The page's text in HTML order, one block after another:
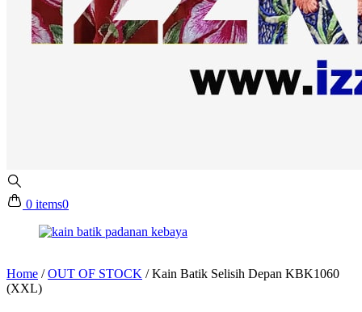
0 items0
Home /OUT OF STOCK /Kain Batik Selisih Depan KBK1060
(XXL)